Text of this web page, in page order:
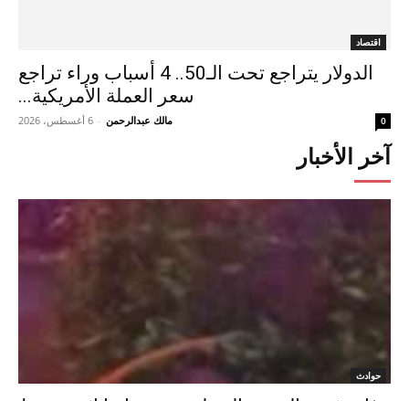
اقتصاد
الدولار يتراجع تحت الـ50.. 4 أسباب وراء تراجع
سعر العملة الأمريكية...
مالك عبدالرحمن - 6 أغسطس، 2026 0
آخر الأخبار
حوادث